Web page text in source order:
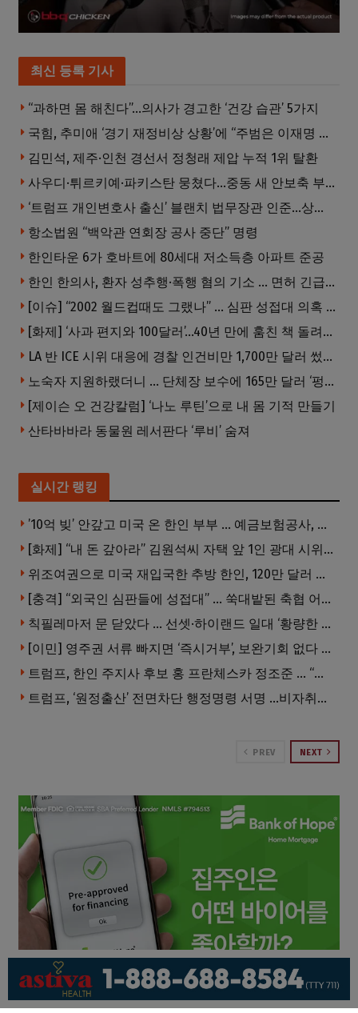
최신 등록 기사
“과하면 몸 해친다”…의사가 경고한 ‘건강 습관’ 5가지
국힘, 추미애 ‘경기 재정비상 상황’에 “주범은 이재명 전 지사”
김민석, 제주·인천 경선서 정청래 제압 누적 1위 탈환
사우디·튀르키예·파키스탄 뭉쳤다…중동 새 안보축 부상하나
‘트럼프 개인변호사 출신’ 블랜치 법무장관 인준…상원 50대49 가결
항소법원 “백악관 연회장 공사 중단” 명령
한인타운 6가 호바트에 80세대 저소득층 아파트 준공
한인 한의사, 환자 성추행·폭행 혐의 기소 … 면허 긴급정지
[이슈] “2002 월드컵때도 그랬나” … 심판 성접대 의혹 해외로 일파만파, 4강 신화까지 불똥
[화제] ‘사과 편지와 100달러’…40년 만에 훔친 책 돌려준 절도범
LA 반 ICE 시위 대응에 경찰 인건비만 1,700만 달러 썼다.
노숙자 지원하랬더니 … 단체장 보수에 165만 달러 ‘펑펑’
[제이슨 오 건강칼럼] ‘나노 루틴’으로 내 몸 기적 만들기
산타바바라 동물원 레서판다 ‘루비’ 숨져
실시간 랭킹
’10억 빚’ 안갚고 미국 온 한인 부부 … 예금보험공사, 미국서 소송
[화제] “내 돈 갚아라” 김원석씨 자택 앞 1인 광대 시위 … 한인 투자사, “108만 달러 못받아”
위조여권으로 미국 재입국한 추방 한인, 120만 달러 은행 사기 행각
[충격] “외국인 심판들에 성접대” … 쑥대밭된 축협 어디까지 추락하나
칙필레마저 문 닫았다 … 선셋·하이랜드 일대 ‘황량한 거리’로
[이민] 영주권 서류 빠지면 ‘즉시거부’, 보완기회 없다 … 이민심사 8월부터 확 바뀐다
트럼프, 한인 주지사 후보 홍 프란체스카 정조준 … “미치광이다”
트럼프, ‘원정출산’ 전면차단 행정명령 서명 …비자취소·입국금지·추방까지
PREV NEXT